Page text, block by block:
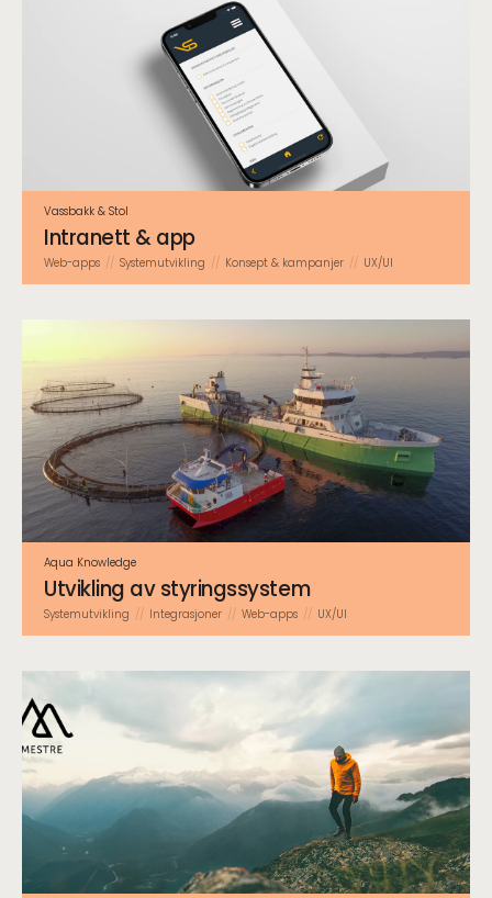
Vassbakk & Stol
Intranett & app
Web-apps System­utvikling Konsept & kampanjer UX/UI
Aqua Knowledge
Utvikling av styringssystem
System­utvikling Integrasjoner Web-apps UX/UI